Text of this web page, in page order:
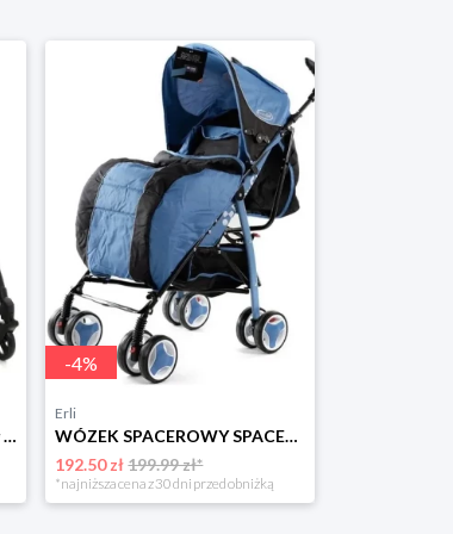
Coto Baby Wózek Spacerowy Riva Jeans
-4%
Erli
WÓZEK SPACEROWY SPACERÓWKA PARASOLKA + DODATKI - FOLIA OCIEPLACZ MOSKITIERA
192.50 zł199.99 zł*
*najniższa cena z 30 dni przed obniżką